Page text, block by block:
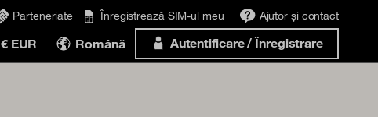
Parteneriate Înregistrează SIM-ul meu Ajutor și contact
€ EUR Română Autentificare / Înregistrare